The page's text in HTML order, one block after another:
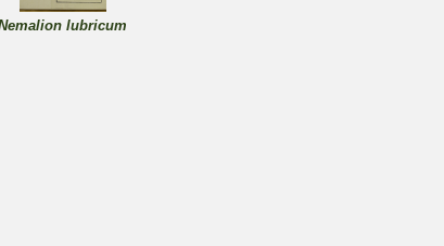
lubricum